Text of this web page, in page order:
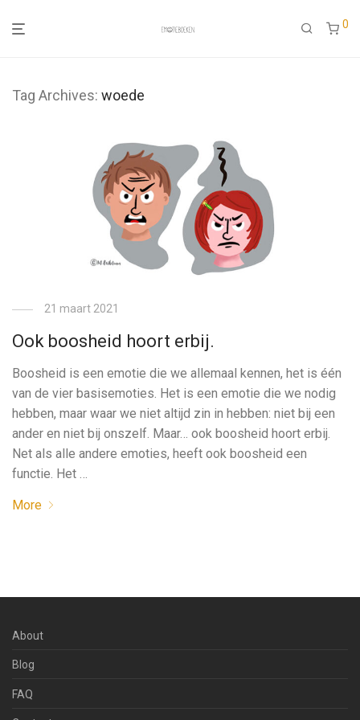
0
Tag Archives: woede
21 maart 2021
Ook boosheid hoort erbij.
Boosheid is een emotie die we allemaal kennen, het is één
van de vier basisemoties. Het is een emotie die we nodig
hebben, maar waar we niet altijd zin in hebben: niet bij een
ander en niet bij onszelf. Maar… ook boosheid hoort erbij.
Net als alle andere emoties, heeft ook boosheid een
functie. Het …
More
About
Blog
FAQ